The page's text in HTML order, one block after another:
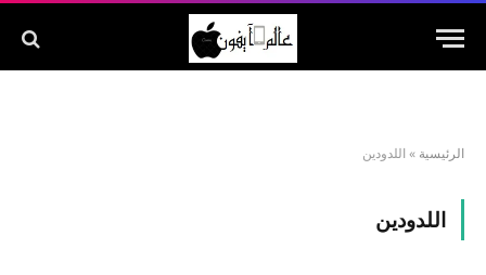
الرئيسية » اللدودين
اللدودين